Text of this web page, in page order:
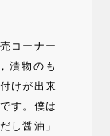
コーナー
漬物のも
けが出来
す。僕は
し醤油」